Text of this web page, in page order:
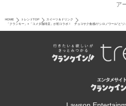
ア
HOME トレンドTOP
スイーツ＆ドリンク
「クランキー」×「コメダ珈琲店」が初コラボ！ チョコサク食感の“シロノワール”と“ジ